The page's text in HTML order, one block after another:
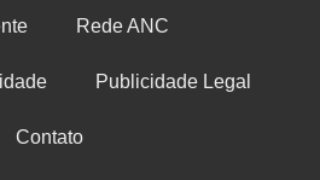
Rede ANC
Publicidade Legal
Contato